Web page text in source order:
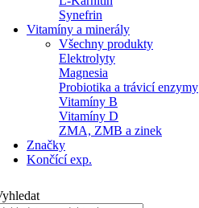
Synefrin
Vitamíny a minerály
Všechny produkty
Elektrolyty
Magnesia
Probiotika a trávicí enzymy
Vitamíny B
Vitamíny D
ZMA, ZMB a zinek
Značky
Končící exp.